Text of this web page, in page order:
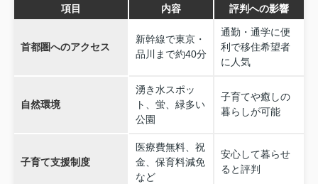
項目 内容 評判への影響
首都圏へのアクセス
新幹線で東京・
品川まで約40分
通勤・通学に便
利で移住希望者
に人気
自然環境
湧き水スポッ
ト、蛍、緑多い
公園
子育てや癒しの
暮らしが可能
子育て支援制度
医療費無料、祝
金、保育料減免
など
安心して暮らせ
ると評判